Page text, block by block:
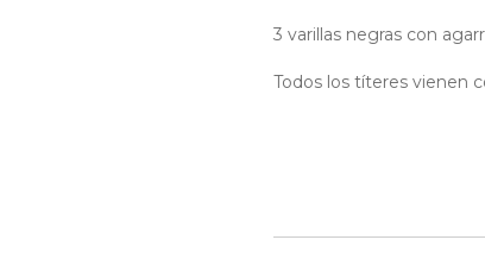
3 varillas negras con
Todos los títeres vienen